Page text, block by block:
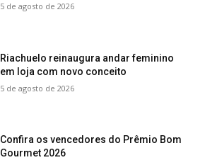
5 de agosto de 2026
Riachuelo reinaugura andar feminino
em loja com novo conceito
5 de agosto de 2026
Confira os vencedores do Prêmio Bom
Gourmet 2026